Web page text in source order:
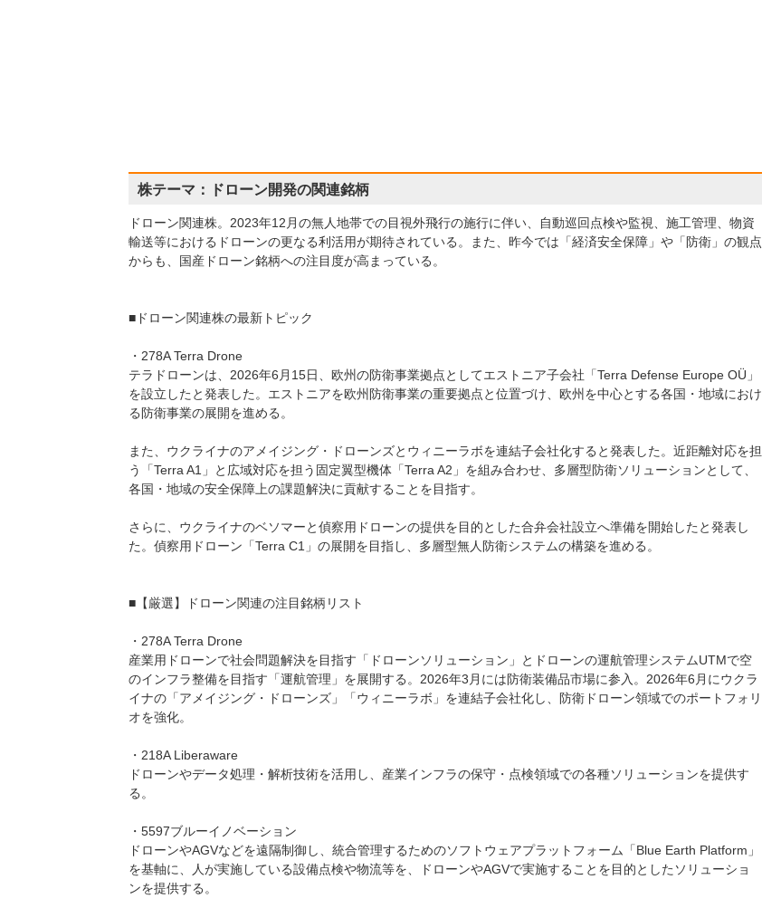
株テーマ：ドローン開発の関連銘柄
ドローン関連株。2023年12月の無人地帯での目視外飛行の施行に伴い、自動巡回点検や監視、施工管理、物資
輸送等におけるドローンの更なる利活用が期待されている。また、昨今では「経済安全保障」や「防衛」の観点
からも、国産ドローン銘柄への注目度が高まっている。
■ドローン関連株の最新トピック
・278A Terra Drone
テラドローンは、2026年6月15日、欧州の防衛事業拠点としてエストニア子会社「Terra Defense Europe OÜ」
を設立したと発表した。エストニアを欧州防衛事業の重要拠点と位置づけ、欧州を中心とする各国・地域におけ
る防衛事業の展開を進める。
また、ウクライナのアメイジング・ドローンズとウィニーラボを連結子会社化すると発表した。近距離対応を担
う「Terra A1」と広域対応を担う固定翼型機体「Terra A2」を組み合わせ、多層型防衛ソリューションとして、
各国・地域の安全保障上の課題解決に貢献することを目指す。
さらに、ウクライナのベソマーと偵察用ドローンの提供を目的とした合弁会社設立へ準備を開始したと発表し
た。偵察用ドローン「Terra C1」の展開を目指し、多層型無人防衛システムの構築を進める。
■【厳選】ドローン関連の注目銘柄リスト
・278A Terra Drone
産業用ドローンで社会問題解決を目指す「ドローンソリューション」とドローンの運航管理システムUTMで空
のインフラ整備を目指す「運航管理」を展開する。2026年3月には防衛装備品市場に参入。2026年6月にウクラ
イナの「アメイジング・ドローンズ」「ウィニーラボ」を連結子会社化し、防衛ドローン領域でのポートフォリ
オを強化。
・218A Liberaware
ドローンやデータ処理・解析技術を活用し、産業インフラの保守・点検領域での各種ソリューションを提供す
る。
・5597ブルーイノベーション
ドローンやAGVなどを遠隔制御し、統合管理するためのソフトウェアプラットフォーム「Blue Earth Platform」
を基軸に、人が実施している設備点検や物流等を、ドローンやAGVで実施することを目的としたソリューショ
ンを提供する。